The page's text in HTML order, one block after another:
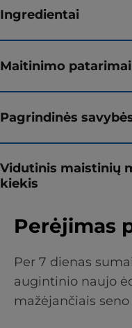
Ingredientai
Maitinimo patarimai
Pagrindinės
Vidutinis maistinių
kiekis
Perėjimas
Per 7 dienas
augintinio naujo
mažėjančiais